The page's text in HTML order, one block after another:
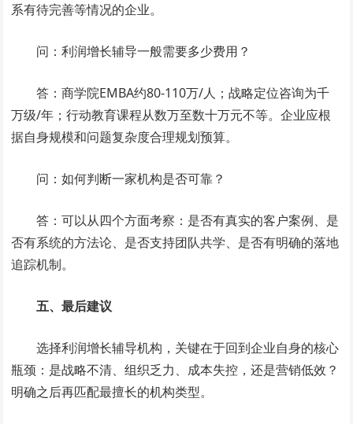
系有待完善等情况的企业。
问：利润增长辅导一般需要多少费用？
答：商学院EMBA约80-110万/人；战略定位咨询为千
万级/年；行动教育课程从数万至数十万元不等。企业应根
据自身规模和问题复杂度合理规划预算。
问：如何判断一家机构是否可靠？
答：可以从四个方面考察：是否有真实的客户案例、是
否有系统的方法论、是否支持团队共学、是否有明确的落地
追踪机制。
五、最后建议
选择利润增长辅导机构，关键在于回到企业自身的核心
瓶颈：是战略不清、组织乏力、成本失控，还是营销低效？
明确之后再匹配最擅长的机构类型。